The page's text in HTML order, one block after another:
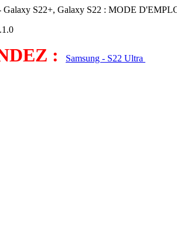
S22+, Galaxy S22 : MODE
: Samsung - S22 Ultra